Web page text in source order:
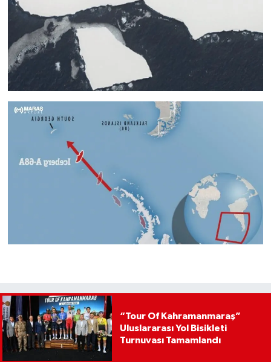
“Tour Of Kahramanmaraş”
Uluslararası Yol Bisikleti
Turnuvası Tamamlandı